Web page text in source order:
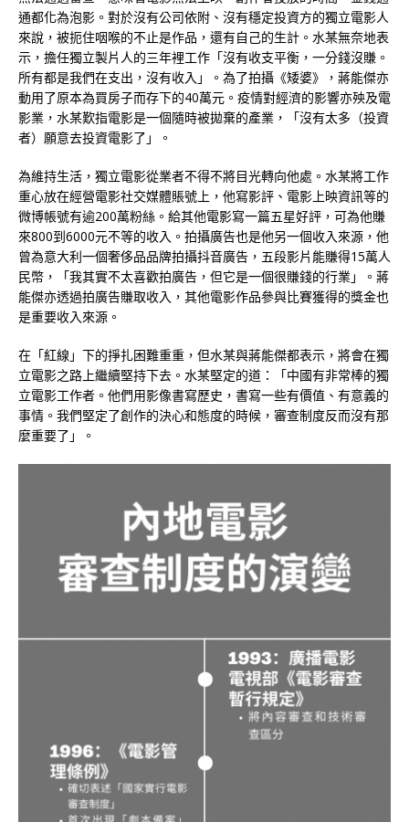
通都化為泡影。對於沒有公司依附、沒有穩定投資方的獨立電影人
來說，被扼住咽喉的不止是作品，還有自己的生計。水某無奈地表
示，擔任獨立製片人的三年裡工作「沒有收支平衡，一分錢沒賺。
所有都是我們在支出，沒有收入」。為了拍攝《矮婆》，蔣能傑亦
動用了原本為買房子而存下的40萬元。疫情對經濟的影響亦殃及電
影業，水某歎指電影是一個隨時被拋棄的產業，「沒有太多（投資
者）願意去投資電影了」。
為維持生活，獨立電影從業者不得不將目光轉向他處。水某將工作
重心放在經營電影社交媒體賬號上，他寫影評、電影上映資訊等的
微博帳號有逾200萬粉絲。給其他電影寫一篇五星好評，可為他賺
來800到6000元不等的收入。拍攝廣告也是他另一個收入來源，他
曾為意大利一個奢侈品品牌拍攝抖音廣告，五段影片能賺得15萬人
民幣，「我其實不太喜歡拍廣告，但它是一個很賺錢的行業」。蔣
能傑亦透過拍廣告賺取收入，其他電影作品參與比賽獲得的獎金也
是重要收入來源。
在「紅線」下的掙扎困難重重，但水某與蔣能傑都表示，將會在獨
立電影之路上繼續堅持下去。水某堅定的道：「中國有非常棒的獨
立電影工作者。他們用影像書寫歷史，書寫一些有價值、有意義的
事情。我們堅定了創作的決心和態度的時候，審查制度反而沒有那
麼重要了」。